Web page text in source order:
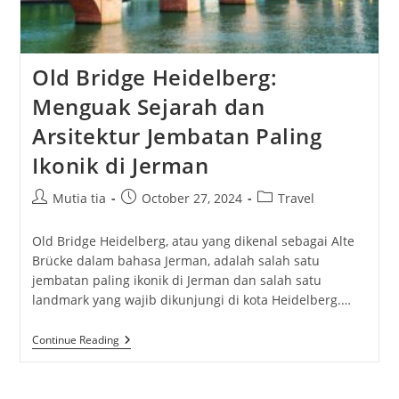
Old Bridge Heidelberg:
Menguak Sejarah dan
Arsitektur Jembatan Paling
Ikonik di Jerman
PostMutia tia
PostOctober 27, 2024
PostTravel
Old Bridge Heidelberg, atau yang dikenal sebagai Alte
Brücke dalam bahasa Jerman, adalah salah satu
jembatan paling ikonik di Jerman dan salah satu
landmark yang wajib dikunjungi di kota Heidelberg.…
Continue ReadingOld
Bridge